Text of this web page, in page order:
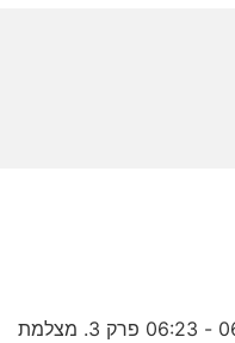
דן וסבתא- סדרה חדשה - פרק 3 06:11 - 06:23 פרק 3. מצלמת